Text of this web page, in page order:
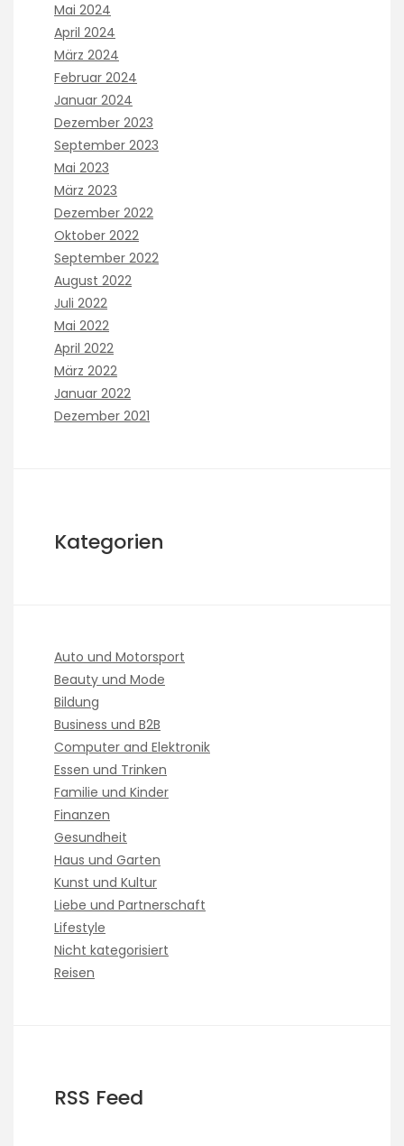
Mai 2024
April 2024
März 2024
Februar 2024
Januar 2024
Dezember 2023
September 2023
Mai 2023
März 2023
Dezember 2022
Oktober 2022
September 2022
August 2022
Juli 2022
Mai 2022
April 2022
März 2022
Januar 2022
Dezember 2021
Kategorien
Auto und Motorsport
Beauty und Mode
Bildung
Business und B2B
Computer and Elektronik
Essen und Trinken
Familie und Kinder
Finanzen
Gesundheit
Haus und Garten
Kunst und Kultur
Liebe und Partnerschaft
Lifestyle
Nicht kategorisiert
Reisen
RSS Feed